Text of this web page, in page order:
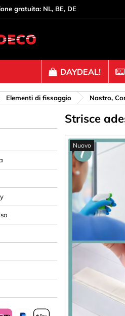
gratuita: NL, BE, DE
Elementi di
Bulloni e dadi
Chiodi
Clip, Raccoglitori
Connettori per
Dadi a rampa
Decorazione
Distanziatori
Ganci, Occhi &
Molle e tappi
Nastro, Corda &
Perni & Aste
Acrilico (plastica)
DAYDEAL!
Elementi di fissaggio Nastro,
Strisce
Nuovo